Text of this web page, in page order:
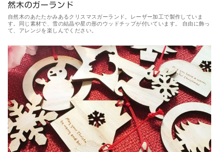
然木のガーランド
自然木のあたたかみあるクリスマスガーランド。レーザー加工で製作していま
す。同じ素材で、雪の結晶や星の形のウッドチップが付いています。 自由に飾っ
て、アレンジを楽しんでください。